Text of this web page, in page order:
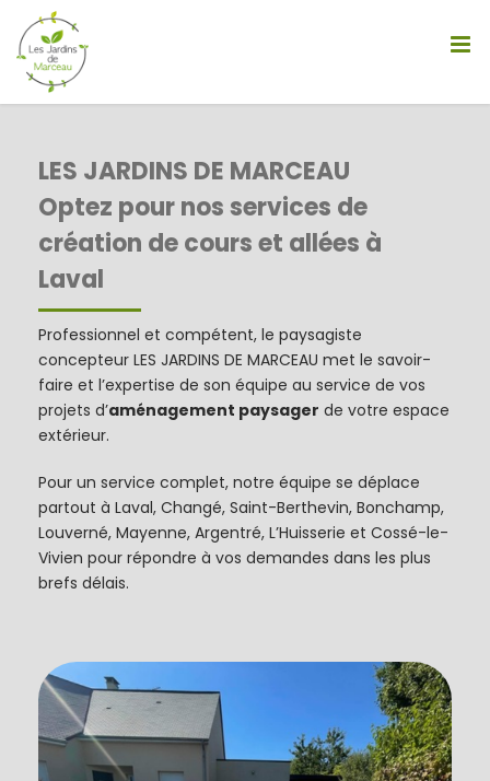
Passer
contenu
LES JARDINS DE MARCEAU
Optez pour nos services de
création de cours et allées à
Laval
Professionnel et compétent, le paysagiste
concepteur LES JARDINS DE MARCEAU met le savoir-
faire et l’expertise de son équipe au service de vos
projets d’aménagement paysager de votre espace
extérieur.
Pour un service complet, notre équipe se déplace
partout à Laval, Changé, Saint-Berthevin, Bonchamp,
Louverné, Mayenne, Argentré, L’Huisserie et Cossé-le-
Vivien pour répondre à vos demandes dans les plus
brefs délais.